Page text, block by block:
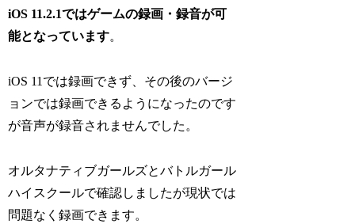
iOS 11.2.1ではゲームの録画・録音が可
能となっています。
iOS 11では録画できず、その後のバージ
ョンでは録画できるようになったのです
が音声が録音されませんでした。
オルタナティブガールズとバトルガール
ハイスクールで確認しましたが現状では
問題なく録画できます。